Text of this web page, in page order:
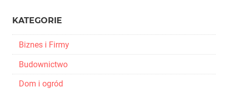
KATEGORIE
Biznes i Firmy
Budownictwo
Dom i ogród